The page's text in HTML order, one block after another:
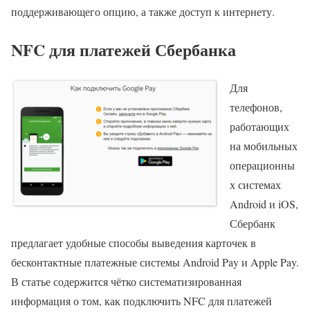
поддерживающего опцию, а также доступ к интернету.
NFC для платежей Сбербанка
Для
телефонов,
работающих
на мобильных
операционны
х системах
Android и iOS,
Сбербанк
предлагает удобные способы выведения карточек в
бесконтактные платежные системы Android Pay и Apple Pay.
В статье содержится чётко систематизированная
информация о том, как подключить NFC для платежей